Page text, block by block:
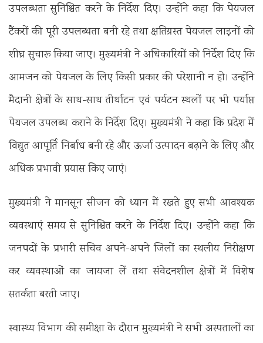
उपलब्धता सुनिश्चित करने के निर्देश दिए। उन्होंने कहा कि पेयजल
टैंकरों की पूरी उपलब्धता बनी रहे तथा क्षतिग्रस्त पेयजल लाइनों को
शीघ्र सुचारू किया जाए। मुख्यमंत्री ने अधिकारियों को निर्देश दिए कि
आमजन को पेयजल के लिए किसी प्रकार की परेशानी न हो। उन्होंने
मैदानी क्षेत्रों के साथ-साथ तीर्थाटन एवं पर्यटन स्थलों पर भी पर्याप्त
पेयजल उपलब्ध कराने के निर्देश दिए। मुख्यमंत्री ने कहा कि प्रदेश में
विद्युत आपूर्ति निर्बाध बनी रहे और ऊर्जा उत्पादन बढ़ाने के लिए और
अधिक प्रभावी प्रयास किए जाएं।
मुख्यमंत्री ने मानसून सीजन को ध्यान में रखते हुए सभी आवश्यक
व्यवस्थाएं समय से सुनिश्चित करने के निर्देश दिए। उन्होंने कहा कि
जनपदों के प्रभारी सचिव अपने-अपने जिलों का स्थलीय निरीक्षण
कर व्यवस्थाओं का जायजा लें तथा संवेदनशील क्षेत्रों में विशेष
सतर्कता बरती जाए।
स्वास्थ्य विभाग की समीक्षा के दौरान मुख्यमंत्री ने सभी अस्पतालों का